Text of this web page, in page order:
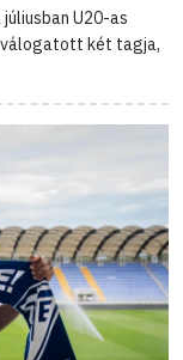
U20-as
válogatott két tagja,